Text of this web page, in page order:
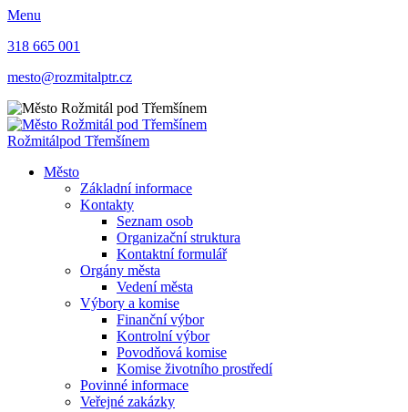
Menu
318 665 001
mesto@rozmitalptr.cz
Rožmitálpod Třemšínem
Město
Základní informace
Kontakty
Seznam osob
Organizační struktura
Kontaktní formulář
Orgány města
Vedení města
Výbory a komise
Finanční výbor
Kontrolní výbor
Povodňová komise
Komise životního prostředí
Povinné informace
Veřejné zakázky